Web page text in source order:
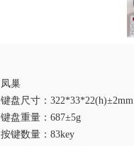
凤巢
键盘尺寸：322*33*22(h)±2mm
键盘重量：687±5g
按键数量：83key